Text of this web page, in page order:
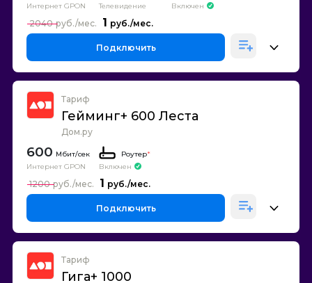
Интернет GPON
Телевидение
Включен
1
2040
Подключить
Тариф
Гейминг+ 600 Леста
Дом.ру
600
Интернет GPON
Роутер*
Включен
1
1200
Подключить
Тариф
Гига+ 1000